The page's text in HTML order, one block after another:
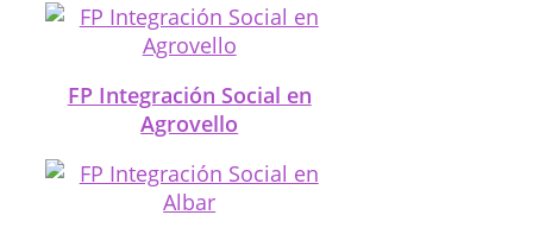
FP Integración Social en
Agrovello